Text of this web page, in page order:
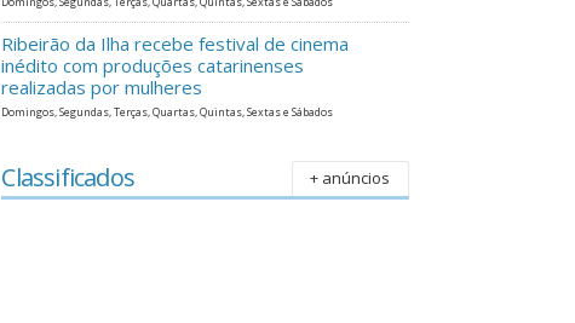
Ribeirão da Ilha recebe festival de cinema
inédito com produções catarinenses
realizadas por mulheres
Domingos, Segundas, Terças, Quartas, Quintas, Sextas e Sábados
Classificados + anúncios